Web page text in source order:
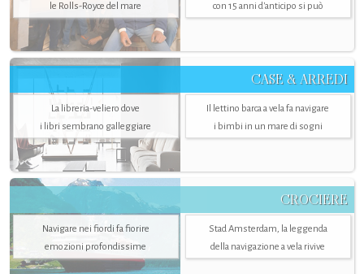
le Rolls-Royce del mare
con 15 anni d'anticipo si può
CASE & ARREDI
La libreria-veliero dove
i libri sembrano galleggiare
Il lettino barca a vela fa navigare
i bimbi in un mare di sogni
CROCIERE
Navigare nei fiordi fa fiorire
emozioni profondissime
Stad Amsterdam, la leggenda
della navigazione a vela rivive